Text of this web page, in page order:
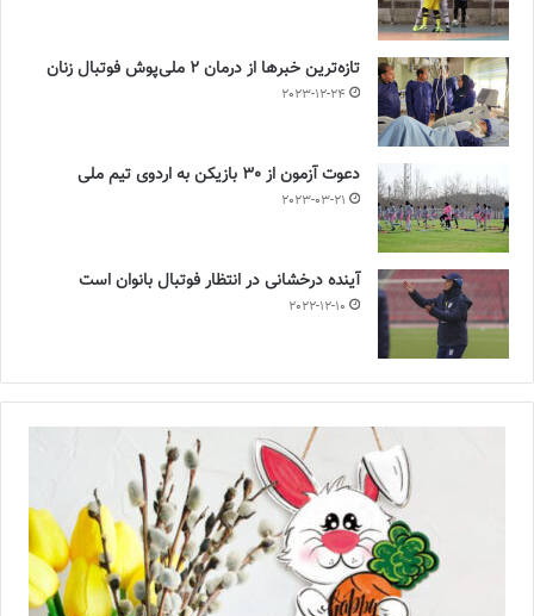
تازه‌ترین خبرها از درمان ۲ ملی‌پوش فوتبال زنان
2023-12-24
دعوت آزمون از 30 بازیکن به اردوی تیم ملی
2023-03-21
آینده درخشانی در انتظار فوتبال بانوان است
2022-12-10